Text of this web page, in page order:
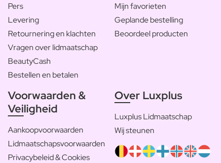
Pers
Levering
Retournering en klachten
Vragen over lidmaatschap
BeautyCash
Bestellen en betalen
Mijn favorieten
Geplande bestelling
Beoordeel producten
Voorwaarden &
Veiligheid
Aankoopvoorwaarden
Lidmaatschapsvoorwaarden
Privacybeleid & Cookies
Over Luxplus
Luxplus Lidmaatschap
Wij steunen